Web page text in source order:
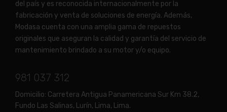
del país y es reconocida internacionalmente por la
fabricación y venta de soluciones de energía. Además,
Modasa cuenta con una amplia gama de repuestos
originales que aseguran la calidad y garantía del servicio de
mantenimiento brindado a su motor y/o equipo.
981 037 312
Domicilio: Carretera Antigua Panamericana Sur Km 38.2,
Fundo Las Salinas, Lurín, Lima, Lima.